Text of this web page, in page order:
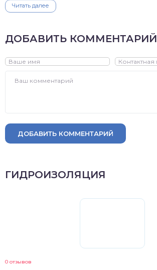
Читать далее
ДОБАВИТЬ КОММЕНТАРИЙ
ДОБАВИТЬ КОММЕНТАРИЙ
ГИДРОИЗОЛЯЦИЯ
0 отзывов